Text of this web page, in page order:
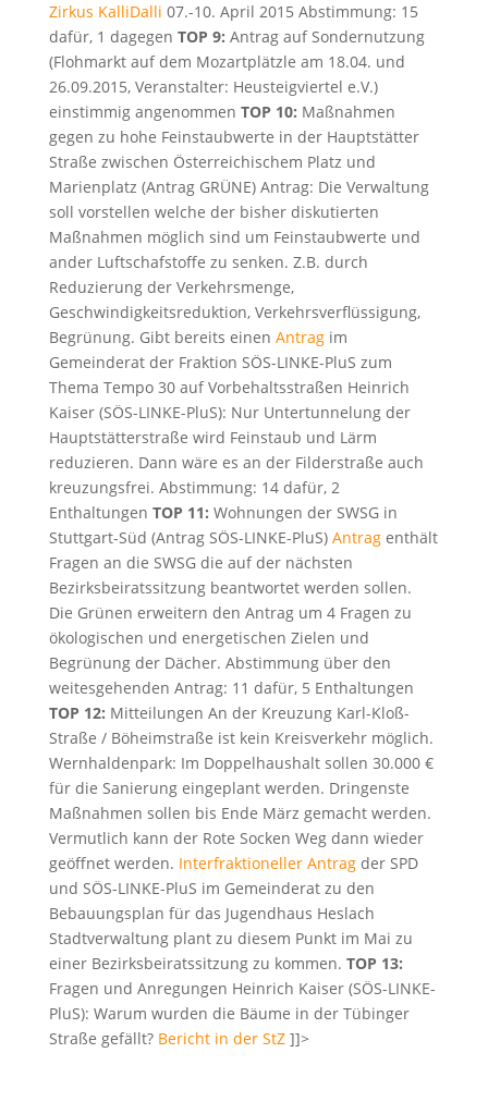
Zirkus KalliDalli 07.-10. April 2015 Abstimmung: 15
dafür, 1 dagegen TOP 9: Antrag auf Sondernutzung
(Flohmarkt auf dem Mozartplätzle am 18.04. und
26.09.2015, Veranstalter: Heusteigviertel e.V.)
einstimmig angenommen TOP 10: Maßnahmen
gegen zu hohe Feinstaubwerte in der Hauptstätter
Straße zwischen Österreichischem Platz und
Marienplatz (Antrag GRÜNE) Antrag: Die Verwaltung
soll vorstellen welche der bisher diskutierten
Maßnahmen möglich sind um Feinstaubwerte und
ander Luftschafstoffe zu senken. Z.B. durch
Reduzierung der Verkehrsmenge,
Geschwindigkeitsreduktion, Verkehrsverflüssigung,
Begrünung. Gibt bereits einen Antragim
Gemeinderat der Fraktion SÖS-LINKE-PluS zum
Thema Tempo 30 auf Vorbehaltsstraßen Heinrich
Kaiser (SÖS-LINKE-PluS): Nur Untertunnelung der
Hauptstätterstraße wird Feinstaub und Lärm
reduzieren. Dann wäre es an der Filderstraße auch
kreuzungsfrei. Abstimmung: 14 dafür, 2
Enthaltungen TOP 11: Wohnungen der SWSG in
Stuttgart-Süd (Antrag SÖS-LINKE-PluS) Antragenthält
Fragen an die SWSG die auf der nächsten
Bezirksbeiratssitzung beantwortet werden sollen.
Die Grünen erweitern den Antrag um 4 Fragen zu
ökologischen und energetischen Zielen und
Begrünung der Dächer. Abstimmung über den
weitesgehenden Antrag: 11 dafür, 5 Enthaltungen
TOP 12: Mitteilungen An der Kreuzung Karl-Kloß-
Straße / Böheimstraße ist kein Kreisverkehr möglich.
Wernhaldenpark: Im Doppelhaushalt sollen 30.000 €
für die Sanierung eingeplant werden. Dringenste
Maßnahmen sollen bis Ende März gemacht werden.
Vermutlich kann der Rote Socken Weg dann wieder
geöffnet werden. Interfraktioneller Antragder SPD
und SÖS-LINKE-PluS im Gemeinderat zu den
Bebauungsplan für das Jugendhaus Heslach
Stadtverwaltung plant zu diesem Punkt im Mai zu
einer Bezirksbeiratssitzung zu kommen. TOP 13:
Fragen und Anregungen Heinrich Kaiser (SÖS-LINKE-
PluS): Warum wurden die Bäume in der Tübinger
Straße gefällt? Bericht in der StZ]]>